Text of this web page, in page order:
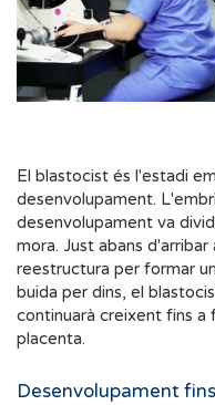
El blastocist és l'estadi
desenvolupament.
desenvolupament va
mora. Just abans
reestructura per formar
buida per dins, el
continuarà creixent fins
placenta.
Desenvolupament